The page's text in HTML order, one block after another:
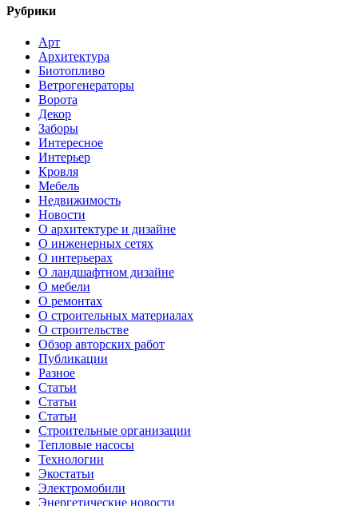
Рубрики
Арт
Архитектура
Биотопливо
Ветрогенераторы
Ворота
Декор
Заборы
Интересное
Интерьер
Кровля
Мебель
Недвижимость
Новости
О архитектуре и дизайне
О инженерных сетях
О интерьерах
О ландшафтном дизайне
О мебели
О ремонтах
О строительных материалах
О строительстве
Обзор авторских работ
Публикации
Разное
Статьи
Статьи
Статьи
Строительные организации
Тепловые насосы
Технологии
Экостатьи
Электромобили
Энергетические новости